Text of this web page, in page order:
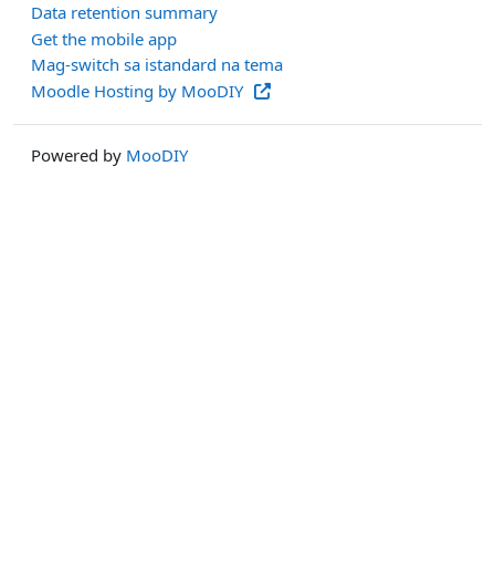
Data retention summary
Get the mobile app
Mag-switch sa istandard na tema
Moodle Hosting by MooDIY
Powered by MooDIY